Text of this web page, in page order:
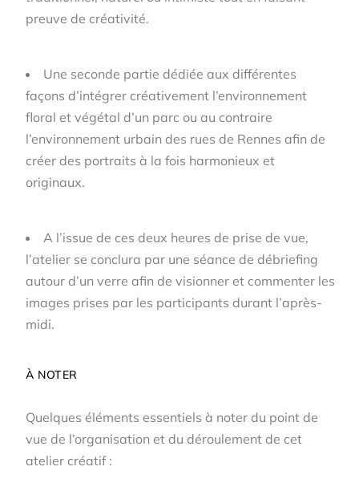
preuve de créativité.
Une seconde partie dédiée aux différentes
façons d’intégrer créativement l’environnement
floral et végétal d’un parc ou au contraire
l’environnement urbain des rues de Rennes afin de
créer des portraits à la fois harmonieux et
originaux.
A l’issue de ces deux heures de prise de vue,
l’atelier se conclura par une séance de débriefing
autour d’un verre afin de visionner et commenter les
images prises par les participants durant l’après-
midi.
À NOTER
Quelques éléments essentiels à noter du point de
vue de l’organisation et du déroulement de cet
atelier créatif :